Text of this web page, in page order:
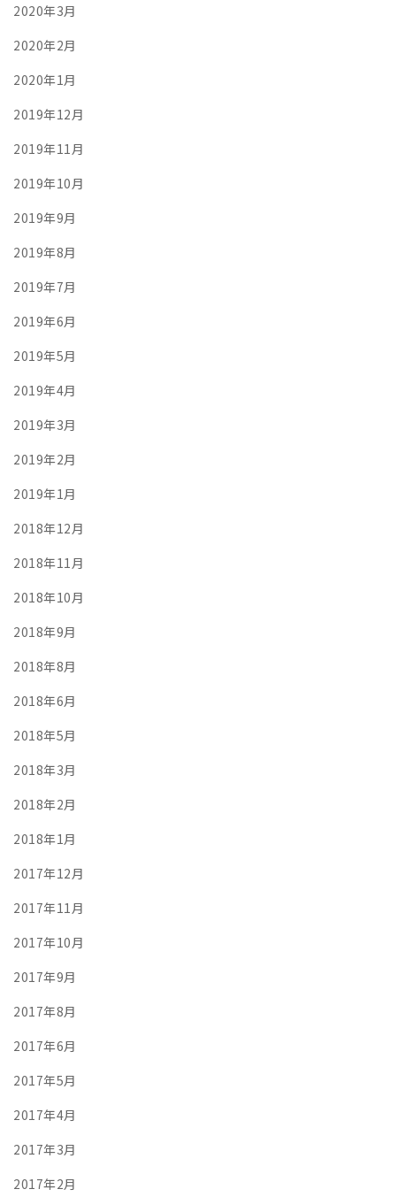
2020年3月
2020年2月
2020年1月
2019年12月
2019年11月
2019年10月
2019年9月
2019年8月
2019年7月
2019年6月
2019年5月
2019年4月
2019年3月
2019年2月
2019年1月
2018年12月
2018年11月
2018年10月
2018年9月
2018年8月
2018年6月
2018年5月
2018年3月
2018年2月
2018年1月
2017年12月
2017年11月
2017年10月
2017年9月
2017年8月
2017年6月
2017年5月
2017年4月
2017年3月
2017年2月